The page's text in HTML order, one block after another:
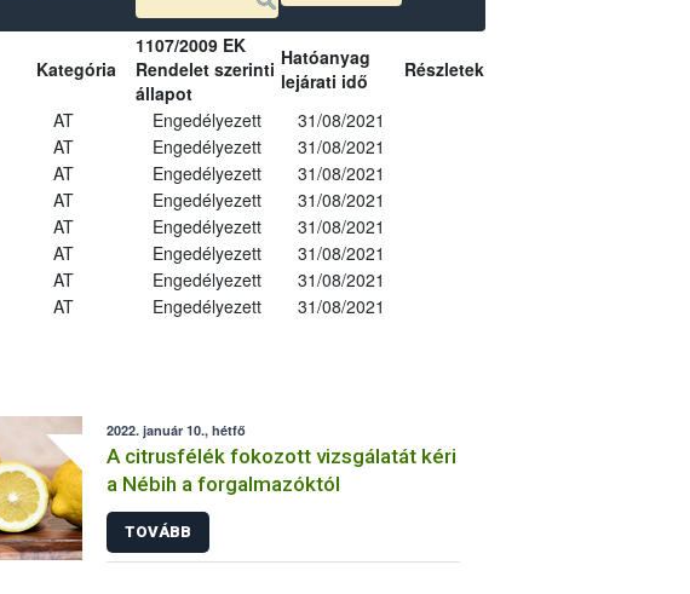
Kategória
1107/2009 EK
Rendelet szerinti
állapot
Hatóanyag
lejárati idő
Részletek
AT Engedélyezett
31/08/2021
AT Engedélyezett
31/08/2021
AT Engedélyezett
31/08/2021
AT Engedélyezett
31/08/2021
AT Engedélyezett
31/08/2021
AT Engedélyezett
31/08/2021
AT Engedélyezett
31/08/2021
AT Engedélyezett 31/08/2021
2022. január 10., hétfő
A citrusfélék fokozott vizsgálatát kéri
a Nébih a forgalmazóktól
TOVÁBB